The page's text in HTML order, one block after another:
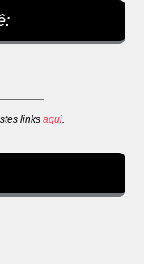
links aqui.